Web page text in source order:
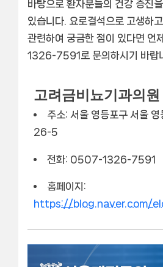
바탕으로 환자분들의 건강 증진
있습니다. 요로결석으로 고생하
관련하여 궁금한 점이 있다면
1326-7591로 문의하시기 바랍
고려금비뇨기과의원
주소: 서울 영등포구 서울
26-5
전화: 0507-1326-7591
홈페이지:
https://blog.naver.com/